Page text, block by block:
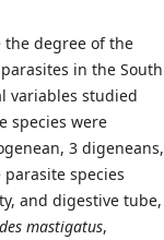
the degree of the
in the South
variables studied
species were
3 digeneans,
species
and digestive tube,
mastigatus,